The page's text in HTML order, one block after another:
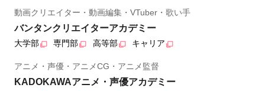
動画クリエイター・動画編集・VTuber・歌い手
バンタンクリエイターアカデミー
大学部 専門部 高等部 キャリア
アニメ・声優・アニメCG・アニメ監督
KADOKAWAアニメ・声優アカデミー